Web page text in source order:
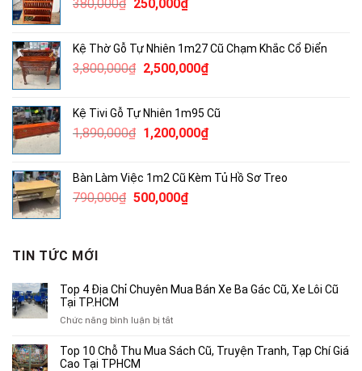
380,000₫
380,000₫.
250,000₫
là:
250,000₫.
Kệ Thờ Gỗ Tự Nhiên 1m27 Cũ Chạm Khắc Cổ Điển
3,800,000₫ Giá
3,800,000₫.
2,500,000₫Giá
là:
2,500,000₫.
Kệ Tivi Gỗ Tự Nhiên 1m95 Cũ
1,890,000₫ Giá
1,890,000₫.
1,200,000₫Giá
là:
Bàn Làm Việc 1m2 Cũ Kèm Tủ Hồ Sơ Treo
790,000₫ Giá
500,000₫Giá
TIN TỨC MỚI
Top 4 Địa Chỉ Chuyên Mua Bán Xe Ba Gác Cũ, Xe Lôi Cũ
Tại TP.HCM
Chức năng bình luận bị tắtở
4
Top 10 Chỗ Thu Mua Sách Cũ, Truyện Tranh, Tạp Chí Giá
Cao Tại TPHCM